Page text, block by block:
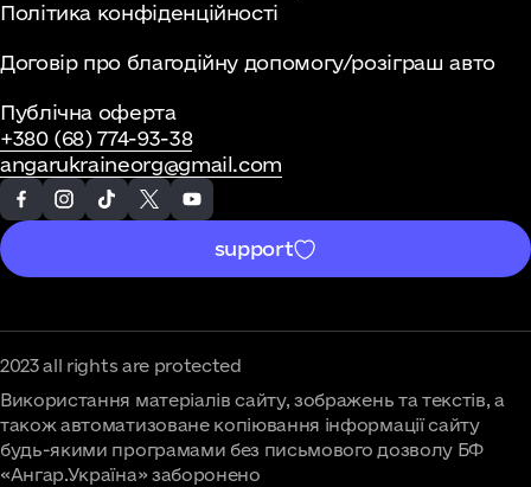
Політика конфіденційності
Договір про благодійну допомогу/розіграш авто
Публічна оферта
+380 (68) 774-93-38
angarukraineorg@gmail.com
support
2023 all rights are protected
Використання матеріалів сайту, зображень та текстів, а
також автоматизоване копіювання інформації сайту
будь-якими програмами без письмового дозволу БФ
«Ангар.Україна» заборонено